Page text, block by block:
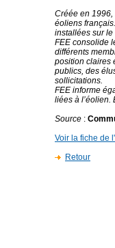
Créée en
éoliens
installées sur le
FEE consolide
différents
position claires
publics, des
sollicitations.
FEE informe
liées à l’éolien.
Source :
Voir la fiche de
Retour